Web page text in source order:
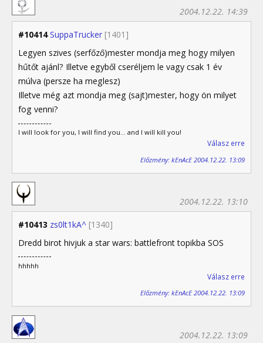
#10414 SuppaTrucker [1401]
2004.12.22. 14:39
Legyen szives (serfőző)mester mondja meg hogy milyen
hűtőt ajánl? Illetve egyből cseréljem le vagy csak 1 év
múlva (persze ha meglesz)
Illetve még azt mondja meg (sajt)mester, hogy ön milyet
fog venni?
I will look for you, I will find you... and I will kill you!
Válasz erre
Előzmény: kEnAcE 2004.12.22. 13:09
#10413 zs0lt1kA^ [1340]
2004.12.22. 13:10
Dredd birot hivjuk a star wars: battlefront topikba SOS
hhhhh
Válasz erre
Előzmény: kEnAcE 2004.12.22. 13:09
2004.12.22. 13:09